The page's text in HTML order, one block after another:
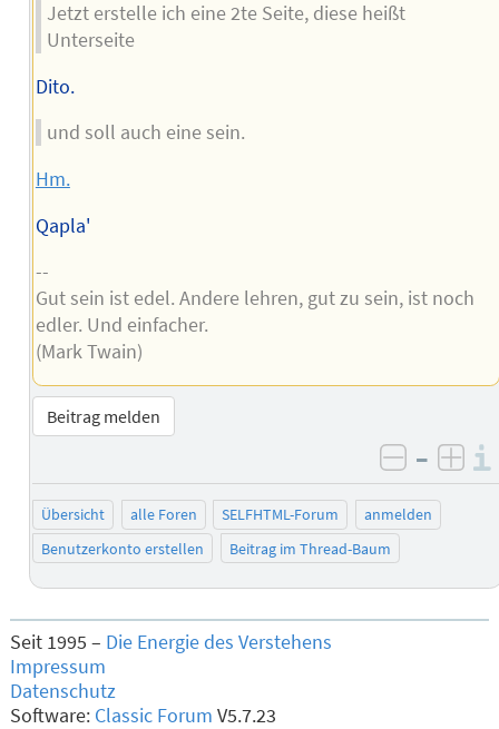
Jetzt erstelle ich eine 2te Seite, diese heißt
Unterseite
Dito.
und soll auch eine sein.
Hm.
Qapla'
--
Gut sein ist edel. Andere lehren, gut zu sein, ist noch
edler. Und einfacher.
(Mark Twain)
Beitrag melden
negativ
–
Übersicht alle Foren SELFHTML-Forum
anmelden
Benutzerkonto erstellen
Beitrag im Thread-Baum
Seit 1995 – Die Energie des Verstehens
Impressum
Datenschutz
Software: Classic Forum V5.7.23